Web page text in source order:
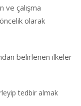
ve çalışma
olarak
belirlenen ilkeler
tedbir almak